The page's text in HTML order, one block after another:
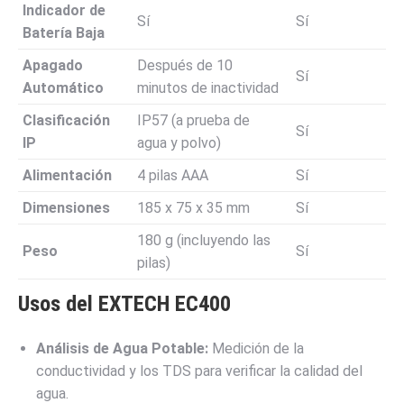
Indicador de
Batería Baja
Sí Sí
Apagado
Automático
Después de 10
minutos de inactividad
Sí
Clasificación
IP
IP57 (a prueba de
agua y polvo)
Sí
Alimentación 4 pilas AAA
Sí
Dimensiones
185 x 75 x 35 mm Sí
Peso
180 g (incluyendo las
pilas)
Sí
Usos del EXTECH EC400
Análisis de Agua Potable: Medición de la
conductividad y los TDS para verificar la calidad del
agua.